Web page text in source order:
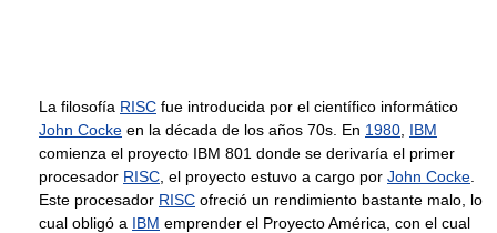
La filosofía RISC fue introducida por el científico informático
John Cocke en la década de los años 70s. En 1980 IBM
comienza el proyecto IBM 801 donde se derivaría el primer
procesador RISC , el proyecto estuvo a cargo por John Cocke
Este procesador RISC ofreció un rendimiento bastante malo, lo
cual obligó a IBM emprender el Proyecto América, con el cual